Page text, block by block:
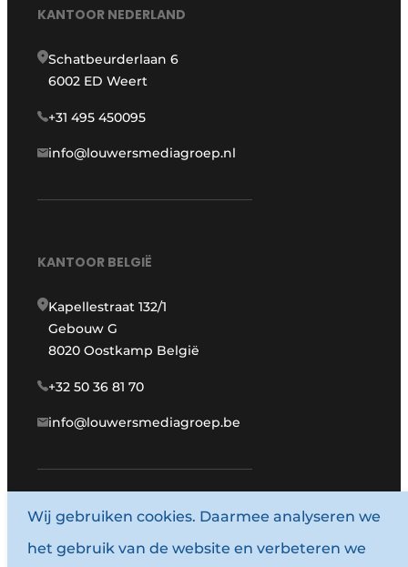
KANTOOR NEDERLAND
Schatbeurderlaan 6
6002 ED Weert
+31 495 450095
info@louwersmediagroep.nl
KANTOOR BELGIË
Kapellestraat 132/1
Gebouw G
8020 Oostkamp België
+32 50 36 81 70
info@louwersmediagroep.be
www.louwersmediagroep.com
© 1987 - 2026 Louwersmediagroep.
Wij gebruiken cookies. Daarmee analyseren we
het gebruik van de website en verbeteren we